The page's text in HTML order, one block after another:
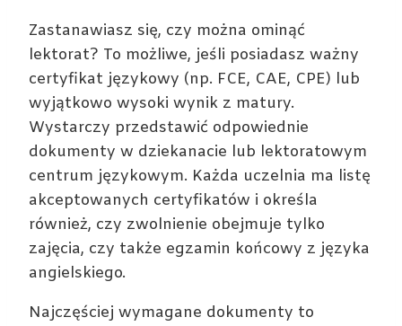
Zastanawiasz się, czy można ominąć
lektorat? To możliwe, jeśli posiadasz ważny
certyfikat językowy (np. FCE, CAE, CPE) lub
wyjątkowo wysoki wynik z matury.
Wystarczy przedstawić odpowiednie
dokumenty w dziekanacie lub lektoratowym
centrum językowym. Każda uczelnia ma listę
akceptowanych certyfikatów i określa
również, czy zwolnienie obejmuje tylko
zajęcia, czy także egzamin końcowy z języka
angielskiego.
Najczęściej wymagane dokumenty to